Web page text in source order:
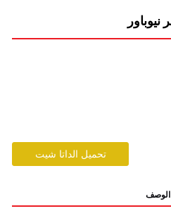
تحميل الداتا شيت
الوصف